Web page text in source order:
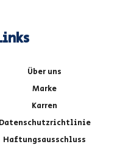
Über uns
Marke
Karren
Datenschutzrichtlinie
Haftungsausschluss